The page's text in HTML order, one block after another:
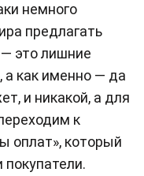
немного
предлагать
это лишние
а как именно — да
и никакой, а для
к
оплат», который